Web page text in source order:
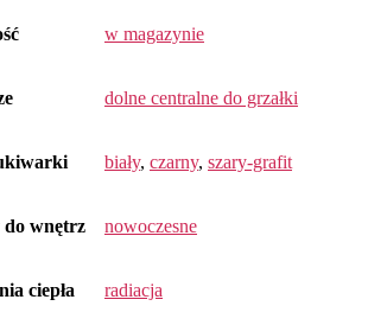
w magazynie
dolne centralne do grzałki
biały, czarny, szary-grafit
do wnętrz nowoczesne
ciepła radiacja